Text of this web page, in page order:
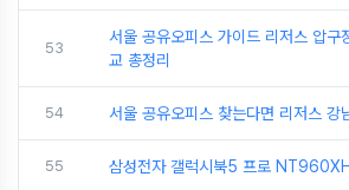
53
서울 공유오피스 가이드 리저스 압구
교 총정리
54 서울 공유오피스 찾는다면 리저스 강
55 삼성전자 갤럭시북5 프로